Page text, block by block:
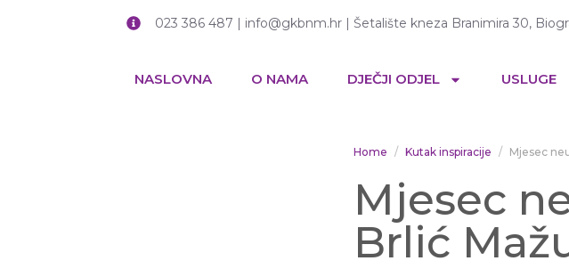
023 386 487 | info@gkbnm.hr | Šetalište kneza Branimira 30,
NASLOVNA O NAMA DJEČJI ODJEL USLUGE
Home Kutak inspiracije Mjesec
Mjesec
Brlić